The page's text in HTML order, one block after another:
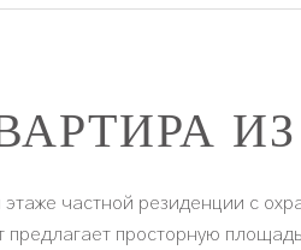
частной резиденции с
предлагает просторную